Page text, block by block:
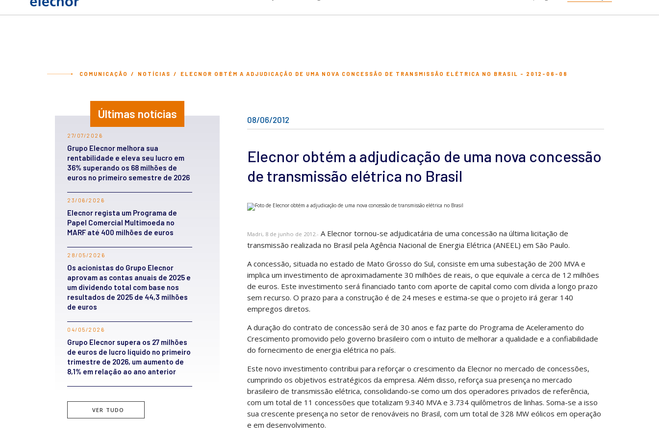
COMUNICAÇÃO NOTÍCIAS ELECNOR OBTÉM A ADJUDICAÇÃO DE UMA NOVA CONCESSÃO DE TRANSMISSÃO ELÉTRICA NO BRASIL - 2012-06-08
Últimas notícias
27/07/2026
Grupo Elecnor melhora sua
rentabilidade e eleva seu lucro em
36% superando os 68 milhões de
euros no primeiro semestre de 2026
23/06/2026
Elecnor regista um Programa de
Papel Comercial Multimoeda no
MARF até 400 milhões de euros
28/05/2026
Os acionistas do Grupo Elecnor
aprovam as contas anuais de 2025 e
um dividendo total com base nos
resultados de 2025 de 44,3 milhões
de euros
04/05/2026
Grupo Elecnor supera os 27 milhões
de euros de lucro líquido no primeiro
trimestre de 2026, um aumento de
8,1% em relação ao ano anterior
VER TUDO
08/06/2012
Elecnor obtém a adjudicação de uma nova concessão
de transmissão elétrica no Brasil
Madri, 8 de junho de 2012.- A Elecnor tornou-se adjudicatária de uma concessão na última licitação de
transmissão realizada no Brasil pela Agência Nacional de Energia Elétrica (ANEEL) em São Paulo.
A concessão, situada no estado de Mato Grosso do Sul, consiste em uma subestação de 200 MVA e
implica um investimento de aproximadamente 30 milhões de reais, o que equivale a cerca de 12 milhões
de euros. Este investimento será financiado tanto com aporte de capital como com dívida a longo prazo
sem recurso. O prazo para a construção é de 24 meses e estima-se que o projeto irá gerar 140
empregos diretos.
A duração do contrato de concessão será de 30 anos e faz parte do Programa de Aceleramento do
Crescimento promovido pelo governo brasileiro com o intuito de melhorar a qualidade e a confiabilidade
do fornecimento de energia elétrica no país.
Este novo investimento contribui para reforçar o crescimento da Elecnor no mercado de concessões,
cumprindo os objetivos estratégicos da empresa. Além disso, reforça sua presença no mercado
brasileiro de transmissão elétrica, consolidando-se como um dos operadores privados de referência,
com um total de 11 concessões que totalizam 9.340 MVA e 3.734 quilômetros de linhas. Soma-se a isso
sua crescente presença no setor de renováveis no Brasil, com um total de 328 MW eólicos em operação
e em desenvolvimento.